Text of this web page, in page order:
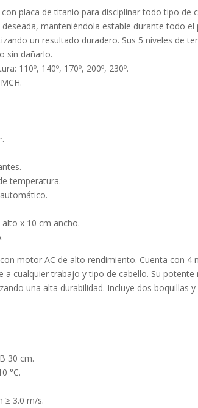
con placa de titanio para disciplinar todo tipo de
manteniéndola estable durante todo
un resultado duradero. Sus 5 niveles de
sin dañarlo.
110º, 140º, 170º, 200º, 230º.
temperatura.
x 10 cm ancho.
con motor AC de alto rendimiento. Cuenta con 4
a cualquier trabajo y tipo de cabello. Su
una alta durabilidad. Incluye dos boquillas
30 cm.
°C.
≥ 3.0 m/s.